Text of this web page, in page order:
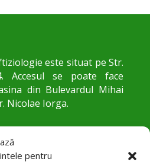
pentru
este situat pe Str.
Accesul se poate face
din Bulevardul Mihai
Nicolae Iorga.